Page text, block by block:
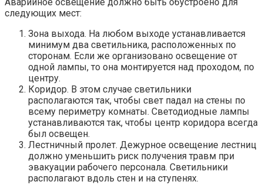
следующих мест:
Зона выхода. На любом выходе устанавливается
минимум два светильника, расположенных по
сторонам. Если же организовано освещение от
одной лампы, то она монтируется над проходом, по
центру.
Коридор. В этом случае светильники
располагаются так, чтобы свет падал на стены по
всему периметру комнаты. Светодиодные лампы
устанавливаются так, чтобы центр коридора всегда
был освещен.
Лестничный пролет. Дежурное освещение лестниц
должно уменьшить риск получения травм при
эвакуации рабочего персонала. Светильники
располагают вдоль стен и на ступенях.